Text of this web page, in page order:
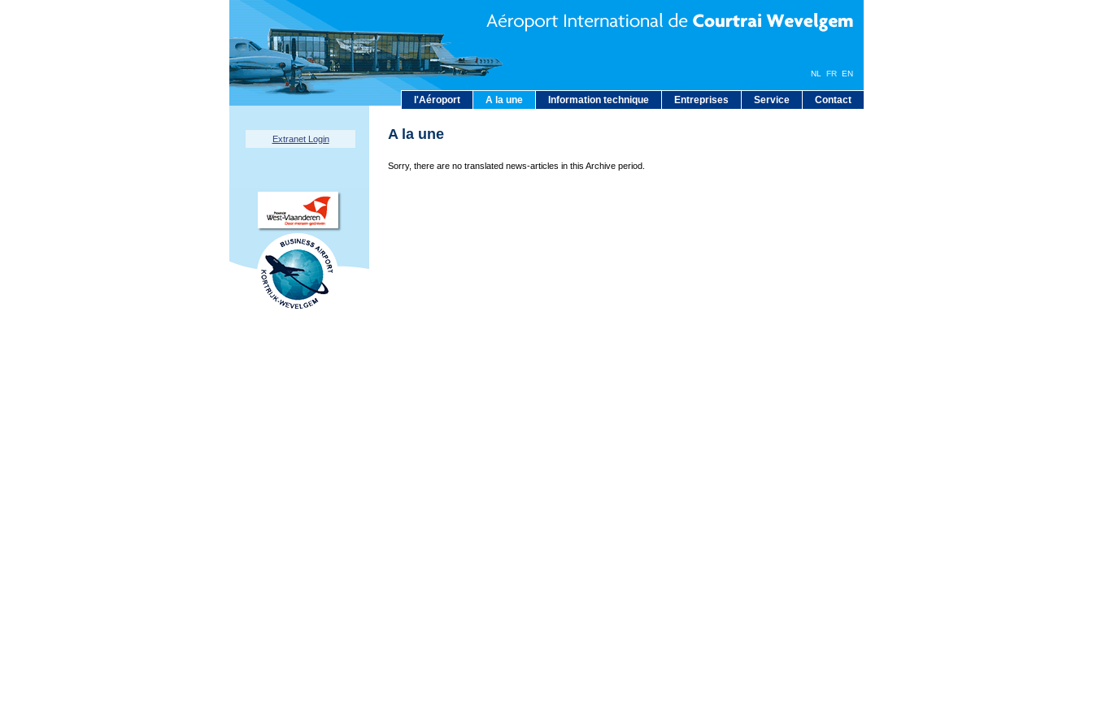
l'Aéroport A la une Information technique Entreprises Service Contact
NL FR EN
Extranet Login A la une
Sorry, there are no translated news-articles in this Archive period.